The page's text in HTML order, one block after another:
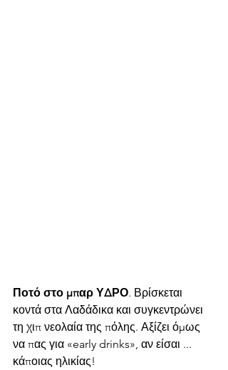
Ποτό στο μπαρ ΥΔΡΟ. Βρίσκεται
κοντά στα Λαδάδικα και συγκεντρώνει
τη χιπ νεολαία της πόλης. Αξίζει όμως
να πας για «early drinks», αν είσαι ...
κάποιας ηλικίας!